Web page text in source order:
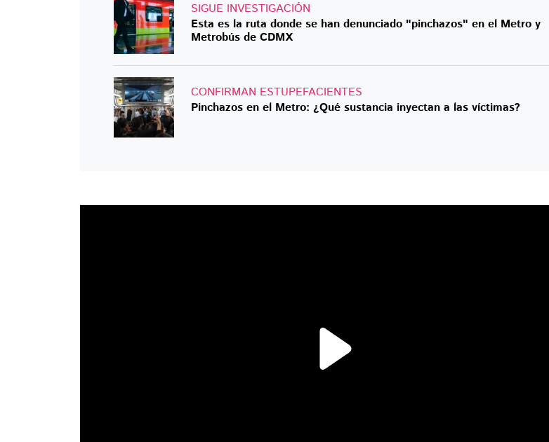
SIGUE INVESTIGACIÓN
Esta es la ruta donde se han denunciado "pinchazos" en el Metro y
Metrobús de CDMX
CONFIRMAN ESTUPEFACIENTES
Pinchazos en el Metro: ¿Qué sustancia inyectan a las víctimas?